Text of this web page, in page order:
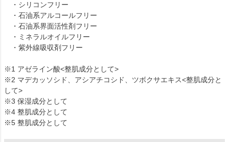
・シリコンフリー
・石油系アルコールフリー
・石油系界面活性剤フリー
・ミネラルオイルフリー
・紫外線吸収剤フリー
※1 アゼライン酸<整肌成分として>
※2 マデカッソシド、アシアチコシド、ツボクサエキス<整肌成分と
して>
※3 保湿成分として
※4 整肌成分として
※5 整肌成分として